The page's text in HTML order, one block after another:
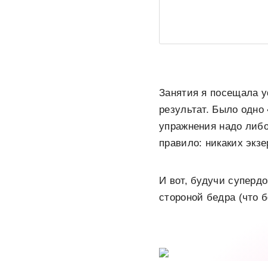
Занятия я посещала
результат. Было
упражнения надо
правило: никаких
И вот, будучи
стороной бедра (что